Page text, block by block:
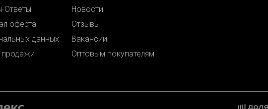
Ответы
оферта
данных
продажи
Новости
Отзывы
Вакансии
Оптовым покупателям